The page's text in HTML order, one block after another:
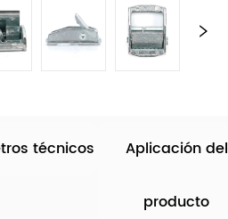
técnicos Aplicación del
producto